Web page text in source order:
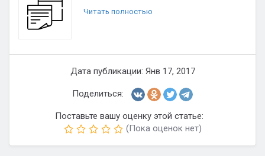
Читать полностью
Дата публикации: Янв 17, 2017
Поделиться:
Поставьте вашу оценку этой статье:
(Пока оценок нет)